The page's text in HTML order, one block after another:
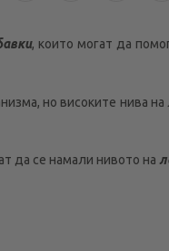
, които могат да
но високите нива
да се намали нивото на